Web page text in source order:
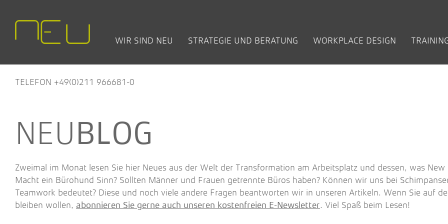
WIR SIND NEU
STRATEGIE UND BERATUNG
WORKPLACE DESIGN
Concordia Versiche­rungen
Stadt Düren
Zentis
deine Arbeitswelten inspiriert
Modernes Ideenmanagement
Führen nach New-Work-
Design Thinking
Team-Office-Experte/in
TELEFON +49(0)211 966681-0
BLOG
Zweimal im Monat lesen Sie hier Neues aus der Welt der Transformation am Arbeitsplatz und dessen, was
Macht ein Bürohund Sinn? Sollten Männer und Frauen getrennte Büros haben? Können wir uns bei
Teamwork bedeutet? Diese und noch viele andere Fragen beantworten wir in unseren Artikeln. Wenn Sie auf
bleiben wollen, abonnieren Sie gerne auch unseren kostenfreien E-Newsletter. Viel Spaß beim Lesen!